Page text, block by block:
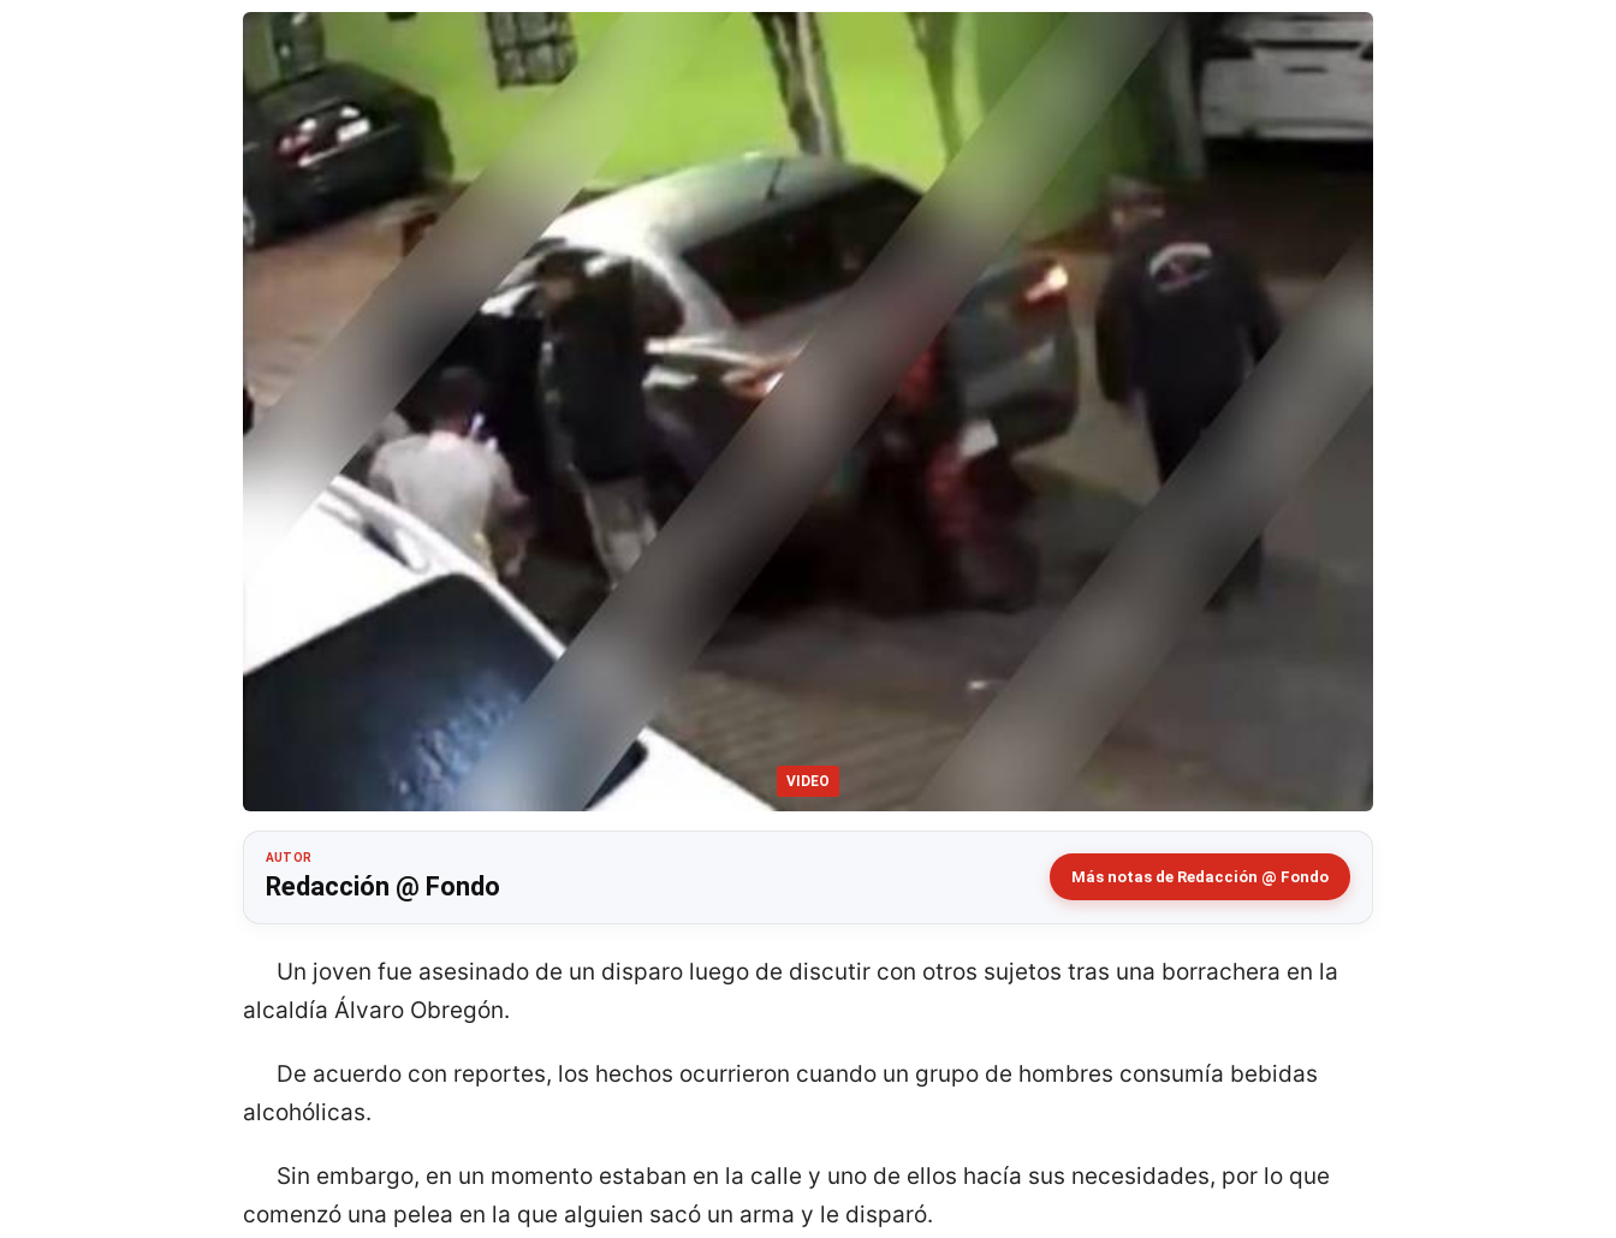
VIDEO
AUTOR
Redacción @ Fondo Más notas de Redacción @ Fondo
Un joven fue asesinado de un disparo luego de discutir con otros sujetos tras una borrachera en la
alcaldía Álvaro Obregón.
De acuerdo con reportes, los hechos ocurrieron cuando un grupo de hombres consumía bebidas
alcohólicas.
Sin embargo, en un momento estaban en la calle y uno de ellos hacía sus necesidades, por lo que
comenzó una pelea en la que alguien sacó un arma y le disparó.